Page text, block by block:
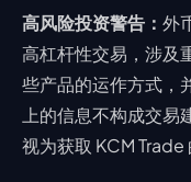
高风险投资警告： 外
高杠杆性交易，涉及
些产品的运作方式，
上的信息不构成交易
视为获取 KCM Trade